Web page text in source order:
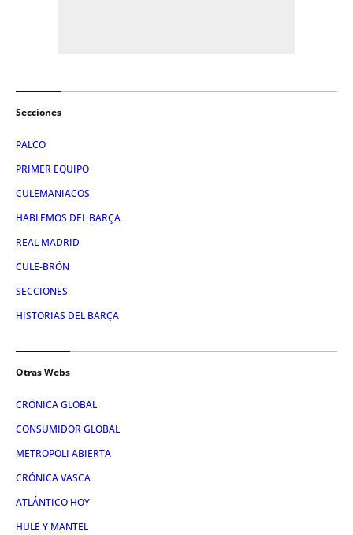
Secciones
PALCO
PRIMER EQUIPO
CULEMANIACOS
HABLEMOS DEL BARÇA
REAL MADRID
CULE-BRÓN
SECCIONES
HISTORIAS DEL BARÇA
Otras Webs
CRÓNICA GLOBAL
CONSUMIDOR GLOBAL
METROPOLI ABIERTA
CRÓNICA VASCA
ATLÁNTICO HOY
HULE Y MANTEL